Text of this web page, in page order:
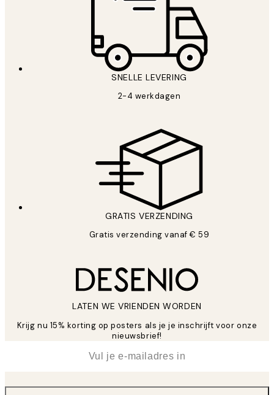
SNELLE LEVERING
2-4 werkdagen
GRATIS VERZENDING
Gratis verzending vanaf € 59
LATEN WE VRIENDEN WORDEN
Krijg nu 15% korting op posters als je je inschrijft voor onze
nieuwsbrief!